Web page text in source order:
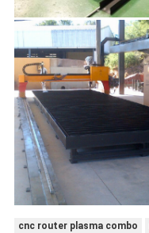
cnc router plasma combo